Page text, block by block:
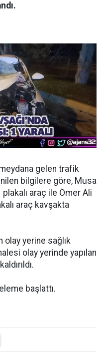
gelen trafik
bilgilere göre, Musa
araç ile Ömer Ali
araç kavşakta
olay yerine sağlık
olay yerinde yapılan
başlattı.